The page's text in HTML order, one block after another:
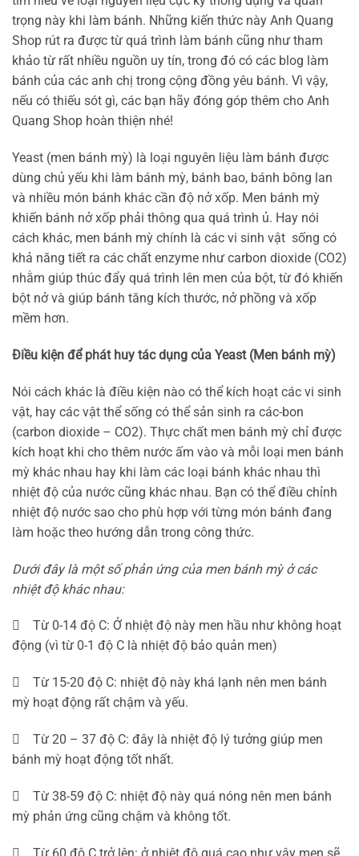
trọng này khi làm bánh. Những kiến thức này Anh Quang
Shop rút ra được từ quá trình làm bánh cũng như tham
khảo từ rất nhiều nguồn uy tín, trong đó có các blog làm
bánh của các anh chị trong cộng đồng yêu bánh. Vì vậy,
nếu có thiếu sót gì, các bạn hãy đóng góp thêm cho Anh
Quang Shop hoàn thiện nhé!
Yeast (men bánh mỳ) là loại nguyên liệu làm bánh được
dùng chủ yếu khi làm bánh mỳ, bánh bao, bánh bông lan
và nhiều món bánh khác cần độ nở xốp. Men bánh mỳ
khiến bánh nở xốp phải thông qua quá trình ủ. Hay nói
cách khác, men bánh mỳ chính là các vi sinh vật sống có
khả năng tiết ra các chất enzyme như carbon dioxide (CO2)
nhằm giúp thúc đẩy quá trình lên men của bột, từ đó khiến
bột nở và giúp bánh tăng kích thước, nở phồng và xốp
mềm hơn.
Điều kiện để phát huy tác dụng của Yeast (Men bánh mỳ)
Nói cách khác là điều kiện nào có thể kích hoạt các vi sinh
vật, hay các vật thể sống có thể sản sinh ra các-bon
(carbon dioxide – CO2). Thực chất men bánh mỳ chỉ được
kích hoạt khi cho thêm nước ấm vào và mỗi loại men bánh
mỳ khác nhau hay khi làm các loại bánh khác nhau thì
nhiệt độ của nước cũng khác nhau. Bạn có thể điều chỉnh
nhiệt độ nước sao cho phù hợp với từng món bánh đang
làm hoặc theo hướng dẫn trong công thức.
Dưới đây là một số phản ứng của men bánh mỳ ở các
nhiệt độ khác nhau:
 Từ 0-14 độ C: Ở nhiệt độ này men hầu như không hoạt
động (vì từ 0-1 độ C là nhiệt độ bảo quản men)
 Từ 15-20 độ C: nhiệt độ này khá lạnh nên men bánh
mỳ hoạt động rất chậm và yếu.
 Từ 20 – 37 độ C: đây là nhiệt độ lý tưởng giúp men
bánh mỳ hoạt động tốt nhất.
 Từ 38-59 độ C: nhiệt độ này quá nóng nên men bánh
mỳ phản ứng cũng chậm và không tốt.
 Từ 60 độ C trở lên: ở nhiệt độ quá cao như vậy men sẽ